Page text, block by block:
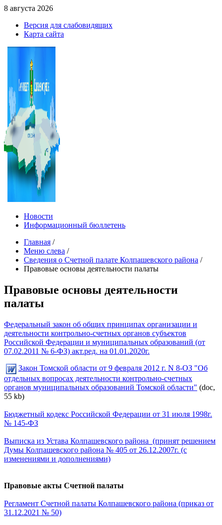
8 августа 2026
Версия для слабовидящих
Карта сайта
Новости
Информационный бюллетень
Главная /
Меню слева /
Сведения о Счетной палате Колпашевского района /
Правовые основы деятельности палаты
Правовые основы деятельности
палаты
Федеральный закон об общих принципах организации и
деятельности контрольно-счетных органов субъектов
Российской Федерации и муниципальных образований (от
07.02.2011 № 6-ФЗ) акт.ред. на 01.01.2020г.
Закон Томской области от 9 февраля 2012 г. N 8-ОЗ "Об
отдельных вопросах деятельности контрольно-счетных
органов муниципальных образований Томской области" (doc,
55 kb)
Бюджетный кодекс Российской Федерации от 31 июля 1998г.
№ 145-ФЗ
Выписка из Устава Колпашевского района (принят решением
Думы Колпашевского района № 405 от 26.12.2007г. (с
изменениями и дополнениями)
Правовые акты Счетной палаты
Регламент Счетной палаты Колпашевского района (приказ от
31.12.2021 № 50)